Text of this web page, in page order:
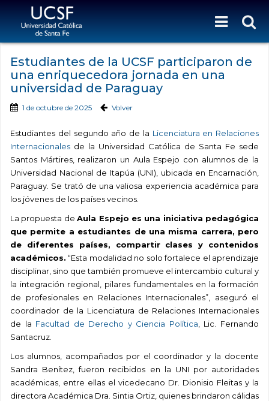
Estudiantes de la UCSF participaron de
una enriquecedora jornada en una
universidad de Paraguay
1 de octubre de 2025 Volver
Estudiantes del segundo año de la Licenciatura en Relaciones
Internacionales de la Universidad Católica de Santa Fe sede
Santos Mártires, realizaron un Aula Espejo con alumnos de la
Universidad Nacional de Itapúa (UNI), ubicada en Encarnación,
Paraguay. Se trató de una valiosa experiencia académica para
los jóvenes de los países vecinos.
La propuesta deAula Espejo es una iniciativa pedagógica
que permite a estudiantes de una misma carrera, pero
de diferentes países, compartir clases y contenidos
académicos. “Esta modalidad no solo fortalece el aprendizaje
disciplinar, sino que también promueve el intercambio cultural y
la integración regional, pilares fundamentales en la formación
de profesionales en Relaciones Internacionales”, aseguró el
coordinador de la Licenciatura de Relaciones Internacionales
de la Facultad de Derecho y Ciencia Política , Lic. Fernando
Santacruz.
Los alumnos, acompañados por el coordinador y la docente
Sandra Benítez, fueron recibidos en la UNI por autoridades
académicas, entre ellas el vicedecano Dr. Dionisio Fleitas y la
directora Académica Dra. Sintia Ortiz, quienes brindaron cálidas